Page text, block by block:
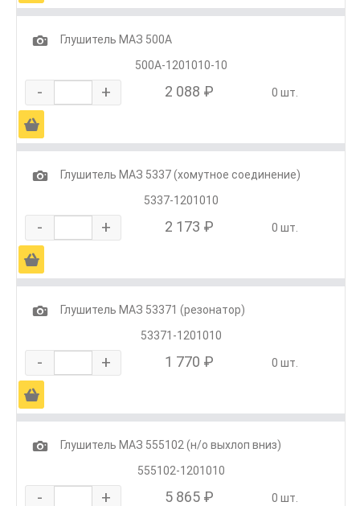
1
Глушитель МАЗ 500А
500А-1201010-10
- + 2 088 ₽ 0 шт.
Ä
1
Глушитель МАЗ 5337 (хомутное соединение)
5337-1201010
- + 2 173 ₽ 0 шт.
Ä
1
Глушитель МАЗ 53371 (резонатор)
53371-1201010
- + 1 770 ₽ 0 шт.
Ä
1
Глушитель МАЗ 555102 (н/о выхлоп вниз)
555102-1201010
- + 5 865 ₽ 0 шт.